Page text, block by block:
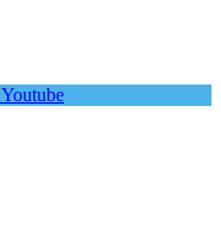
Youtube